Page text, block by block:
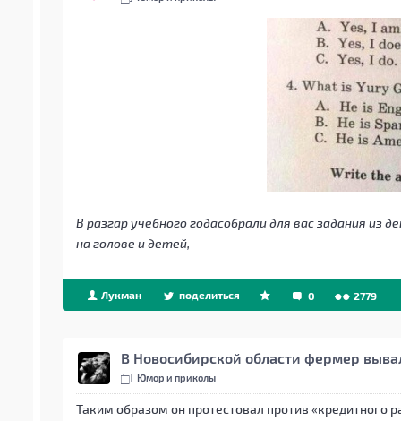
В разгар учебного годасобрали для вас задания
на голове и детей,
Лукман поделиться 0 2779
В Новосибирской области фермер
Юмор и приколы
Таким образом он протестовал против «кредитного